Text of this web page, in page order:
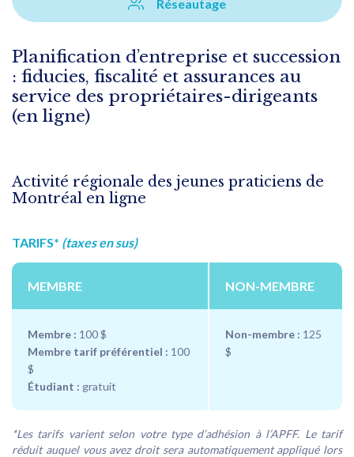
Réseautage
Planification d’entreprise et succession
: fiducies, fiscalité et assurances au
service des propriétaires-dirigeants
(en ligne)
Activité régionale des jeunes praticiens de
Montréal en ligne
TARIFS* (taxes en sus)
MEMBRE
Membre : 100 $
Membre tarif préférentiel : 100
$
Étudiant : gratuit
NON-MEMBRE
Non-membre : 125
$
*Les tarifs varient selon votre type d’adhésion à l’APFF. Le tarif
réduit auquel vous avez droit sera automatiquement appliqué lors